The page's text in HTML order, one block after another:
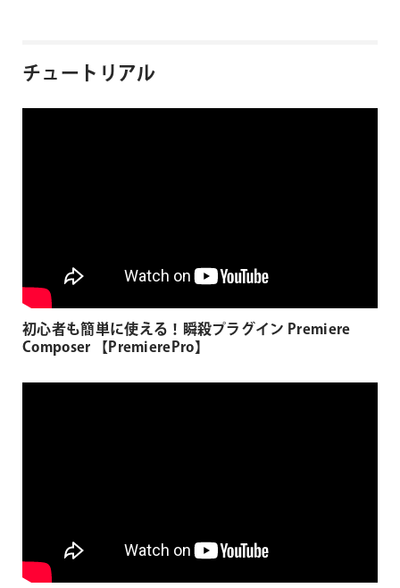
チュートリアル
初心者も簡単に使える！瞬殺プラグイン Premiere
Composer 【PremierePro】